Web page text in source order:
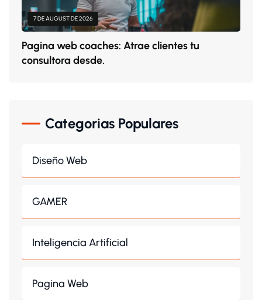
7 DE AUGUST DE 2026
Pagina web coaches: Atrae clientes tu
consultora desde.
Categorias Populares
Diseño Web
GAMER
Inteligencia Artificial
Pagina Web